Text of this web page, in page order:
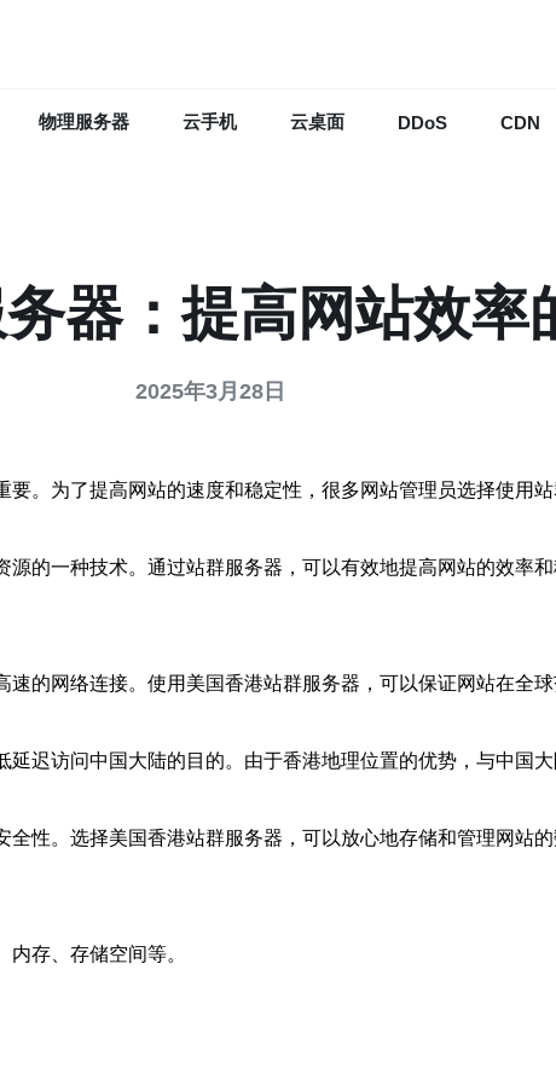
物理服务器 云手机 云桌面 DDoS CDN
器：提高网站效率
2025年3月28日
。为了提高网站的速度和稳定性，很多网站管理员选择使用
的一种技术。通过站群服务器，可以有效地提高网站的效率和
的网络连接。使用美国香港站群服务器，可以保证网站在全球
迟访问中国大陆的目的。由于香港地理位置的优势，与中国
性。选择美国香港站群服务器，可以放心地存储和管理网站的
存、存储空间等。